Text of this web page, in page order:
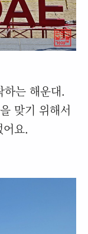
는 해운대.
맞기 위해서
요.